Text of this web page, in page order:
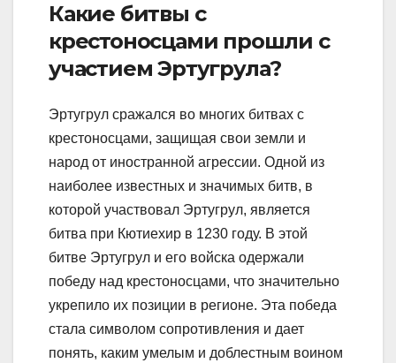
Какие битвы с
крестоносцами прошли с
участием Эртугрула?
Эртугрул сражался во многих битвах с
крестоносцами, защищая свои земли и
народ от иностранной агрессии. Одной из
наиболее известных и значимых битв, в
которой участвовал Эртугрул, является
битва при Кютиехир в 1230 году. В этой
битве Эртугрул и его войска одержали
победу над крестоносцами, что значительно
укрепило их позиции в регионе. Эта победа
стала символом сопротивления и дает
понять, каким умелым и доблестным воином